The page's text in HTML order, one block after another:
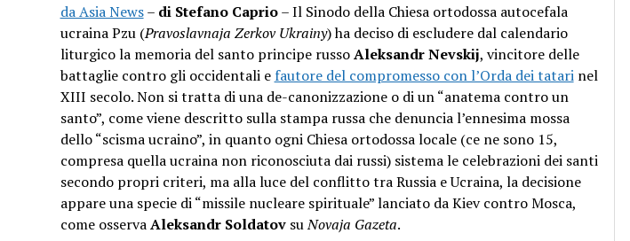
da Asia News– di Stefano Caprio– Il Sinodo della Chiesa ortodossa autocefala
ucraina Pzu (Pravoslavnaja Zerkov Ukrainy) ha deciso di escludere dal calendario
liturgico la memoria del santo principe russoAleksandr Nevskij, vincitore delle
battaglie contro gli occidentali e fautore del compromesso con l’Orda dei tatarinel
XIII secolo. Non si tratta di una de-canonizzazione o di un “anatema contro un
santo”, come viene descritto sulla stampa russa che denuncia l’ennesima mossa
dello “scisma ucraino”, in quanto ogni Chiesa ortodossa locale (ce ne sono 15,
compresa quella ucraina non riconosciuta dai russi) sistema le celebrazioni dei santi
secondo propri criteri, ma alla luce del conflitto tra Russia e Ucraina, la decisione
appare una specie di “missile nucleare spirituale” lanciato da Kiev contro Mosca,
come osservaAleksandr SoldatovsuNovaja Gazeta.